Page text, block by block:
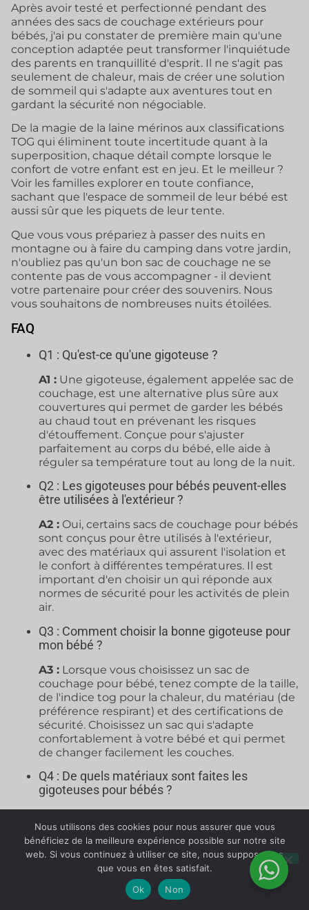
Après avoir testé et perfectionné pendant des
années des sacs de couchage extérieurs pour
bébés, j'ai pu constater de première main qu'une
conception adaptée peut transformer l'inquiétude
des parents en tranquillité d'esprit. Il ne s'agit pas
seulement de chaleur, mais de créer une solution
de sommeil qui s'adapte aux aventures tout en
gardant la sécurité non négociable.
De la magie de la laine mérinos aux classifications
TOG qui éliminent toute incertitude quant à la
superposition, chaque détail compte lorsque le
confort de votre enfant est en jeu. Et le meilleur ?
Voir les familles explorer en toute confiance,
sachant que l'espace de sommeil de leur bébé est
aussi sûr que les piquets de leur tente.
Que vous vous prépariez à passer des nuits en
montagne ou à faire du camping dans votre jardin,
n'oubliez pas qu'un bon sac de couchage ne se
contente pas de vous accompagner - il devient
votre partenaire pour créer des souvenirs. Nous
vous souhaitons de nombreuses nuits étoilées.
FAQ
Q1 : Qu'est-ce qu'une gigoteuse ?
A1 : Une gigoteuse, également appelée sac de
couchage, est une alternative plus sûre aux
couvertures qui permet de garder les bébés
au chaud tout en prévenant les risques
d'étouffement. Conçue pour s'ajuster
parfaitement au corps du bébé, elle aide à
réguler sa température tout au long de la nuit.
Q2 : Les gigoteuses pour bébés peuvent-elles
être utilisées à l'extérieur ?
A2 : Oui, certains sacs de couchage pour bébés
sont conçus pour être utilisés à l'extérieur,
avec des matériaux qui assurent l'isolation et
le confort à différentes températures. Il est
important d'en choisir un qui réponde aux
normes de sécurité pour les activités de plein
air.
Q3 : Comment choisir la bonne gigoteuse pour
mon bébé ?
A3 : Lorsque vous choisissez un sac de
couchage pour bébé, tenez compte de la taille,
de l'indice tog pour la chaleur, du matériau (de
préférence respirant) et des certifications de
sécurité. Choisissez un sac qui s'adapte
confortablement à votre bébé et qui permet
de changer facilement les couches.
Q4 : De quels matériaux sont faites les
gigoteuses pour bébés ?
généralement fabriquées en coton, en laine
mérinos ou en polyester. Le coton est respirant
et doux, tandis que la laine mérinos assure une
excellente régulation de la température,
gardant les bébés au chaud en hiver et au frais
Nous utilisons des cookies pour nous assurer que vous
bénéficiez de la meilleure expérience possible sur notre site
web. Si vous continuez à utiliser ce site, nous supposerons
que vous en êtes satisfait.
Ok
Non